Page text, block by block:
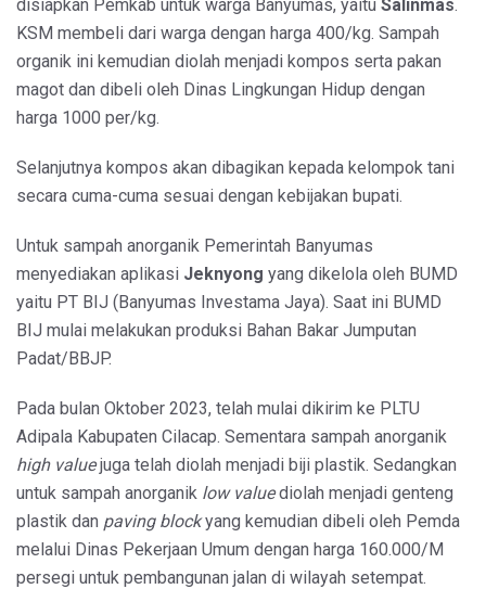
disiapkan Pemkab untuk warga Banyumas, yaitu Salinmas.
KSM membeli dari warga dengan harga 400/kg. Sampah
organik ini kemudian diolah menjadi kompos serta pakan
magot dan dibeli oleh Dinas Lingkungan Hidup dengan
harga 1000 per/kg.
Selanjutnya kompos akan dibagikan kepada kelompok tani
secara cuma-cuma sesuai dengan kebijakan bupati.
Untuk sampah anorganik Pemerintah Banyumas
menyediakan aplikasi Jeknyong yang dikelola oleh BUMD
yaitu PT BIJ (Banyumas Investama Jaya). Saat ini BUMD
BIJ mulai melakukan produksi Bahan Bakar Jumputan
Padat/BBJP.
Pada bulan Oktober 2023, telah mulai dikirim ke PLTU
Adipala Kabupaten Cilacap. Sementara sampah anorganik
high valuejuga telah diolah menjadi biji plastik. Sedangkan
untuk sampah anorganik low valuediolah menjadi genteng
plastik dan paving blockyang kemudian dibeli oleh Pemda
melalui Dinas Pekerjaan Umum dengan harga 160.000/M
persegi untuk pembangunan jalan di wilayah setempat.